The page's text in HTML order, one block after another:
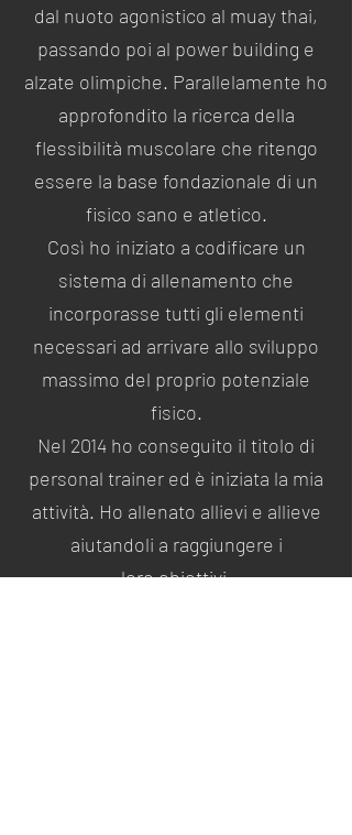
dal nuoto agonistico al muay thai,
passando poi al power building e
alzate olimpiche. Parallelamente ho
approfondito la ricerca della
flessibilità muscolare che ritengo
essere la base fondazionale di un
fisico sano e atletico.
Così ho iniziato a codificare un
sistema di allenamento che
incorporasse tutti gli elementi
necessari ad arrivare allo sviluppo
massimo del proprio potenziale
fisico.
Nel 2014 ho conseguito il titolo di
personal trainer ed è iniziata la mia
attività. Ho allenato allievi e allieve
aiutandoli a raggiungere i
loro obiettivi.